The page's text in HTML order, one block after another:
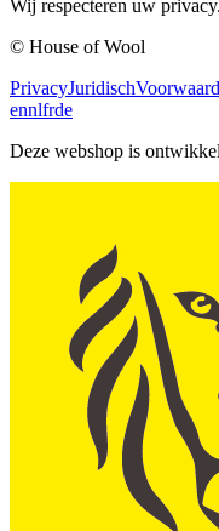
Wij respecteren uw
© House of Wool
PrivacyJuridisch
ennlfrde
Deze webshop is